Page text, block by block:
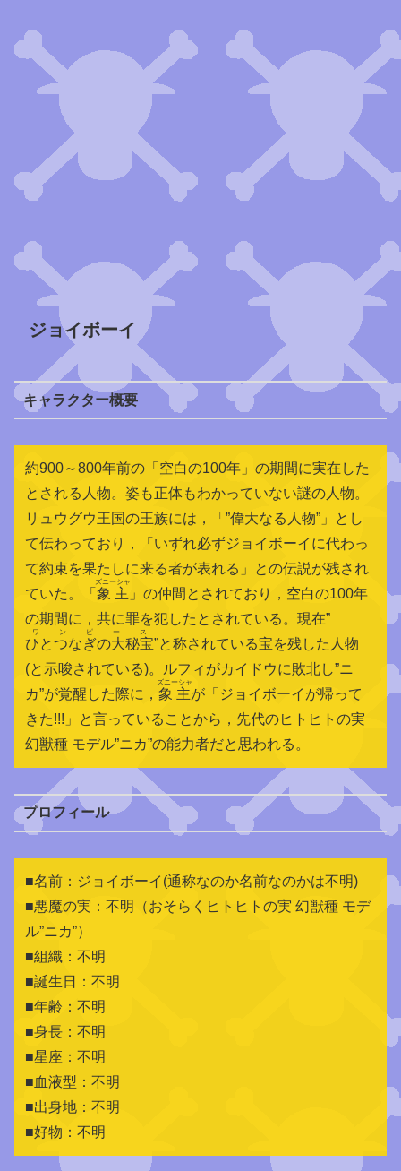
ジョイボーイ
キャラクター概要
約900～800年前の「空白の100年」の期間に実在した
とされる人物。姿も正体もわかっていない謎の人物。
リュウグウ王国の王族には，「”偉大なる人物”」とし
て伝わっており，「いずれ必ずジョイボーイに代わっ
て約束を果たしに来る者が表れる」との伝説が残され
ていた。「 象主
ズニーシャ
」の仲間とされており，空白の100年
の期間に，共に罪を犯したとされている。現在”
ひとつなぎの大秘宝
ワンピース
”と称されている宝を残した人物
(と示唆されている)。ルフィがカイドウに敗北し”ニ
カ”が覚醒した際に， 象主
ズニーシャ
が「ジョイボーイが帰って
きた!!!」と言っていることから，先代のヒトヒトの実
幻獣種 モデル”ニカ”の能力者だと思われる。
プロフィール
■名前：ジョイボーイ(通称なのか名前なのかは不明)
■悪魔の実：不明（おそらくヒトヒトの実 幻獣種 モデ
ル”ニカ”）
■組織：不明
■誕生日：不明
■年齢：不明
■身長：不明
■星座：不明
■血液型：不明
■出身地：不明
■好物：不明